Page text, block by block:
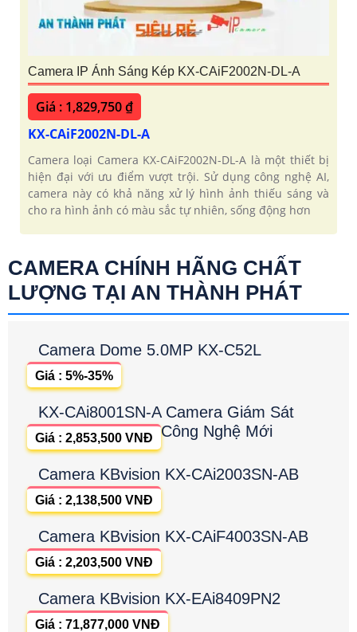
Camera IP Ánh Sáng Kép KX-CAiF2002N-DL-A
Giá : 1,829,750 ₫
KX-CAiF2002N-DL-A
Camera loại Camera KX-CAiF2002N-DL-A là một thiết bị
hiện đại với ưu điểm vượt trội. Sử dụng công nghệ AI,
camera này có khả năng xử lý hình ảnh thiếu sáng và
cho ra hình ảnh có màu sắc tự nhiên, sống động hơn
CAMERA CHÍNH HÃNG CHẤT
LƯỢNG TẠI AN THÀNH PHÁT
Camera Dome 5.0MP KX-C52L
Giá : 5%-35%
KX-CAi8001SN-A Camera Giám Sát
Công Nghệ Mới
Giá : 2,853,500 VNĐ
Camera KBvision KX-CAi2003SN-AB
Giá : 2,138,500 VNĐ
Camera KBvision KX-CAiF4003SN-AB
Giá : 2,203,500 VNĐ
Camera KBvision KX-EAi8409PN2
Giá : 71,877,000 VNĐ